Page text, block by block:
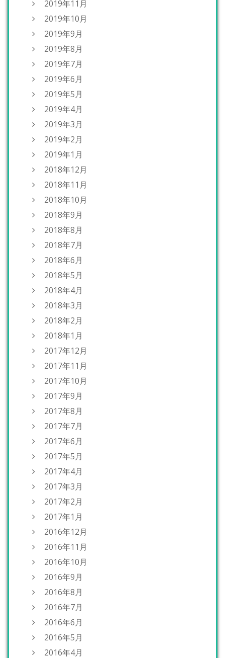
2019年11月
2019年10月
2019年9月
2019年8月
2019年7月
2019年6月
2019年5月
2019年4月
2019年3月
2019年2月
2019年1月
2018年12月
2018年11月
2018年10月
2018年9月
2018年8月
2018年7月
2018年6月
2018年5月
2018年4月
2018年3月
2018年2月
2018年1月
2017年12月
2017年11月
2017年10月
2017年9月
2017年8月
2017年7月
2017年6月
2017年5月
2017年4月
2017年3月
2017年2月
2017年1月
2016年12月
2016年11月
2016年10月
2016年9月
2016年8月
2016年7月
2016年6月
2016年5月
2016年4月